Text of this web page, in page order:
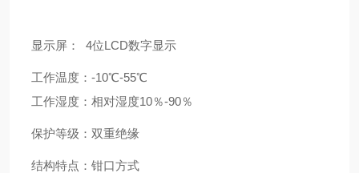
显示屏： 4位LCD数字显示
工作温度：-10℃-55℃
工作湿度：相对湿度10％-90％
保护等级：双重绝缘
结构特点：钳口方式